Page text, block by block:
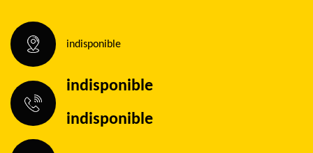
indisponible
indisponible
indisponible